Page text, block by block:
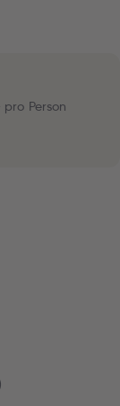
Person